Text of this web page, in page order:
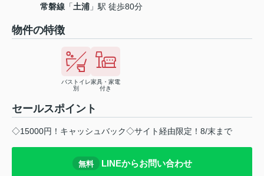
常磐線 「土浦 」駅 徒歩80分
物件の特徴
バストイレ
別
家具・家電
付き
セールスポイント
◇15000円！キャッシュバック◇サイト経由限定！8/末まで
無料 LINEからお問い合わせ